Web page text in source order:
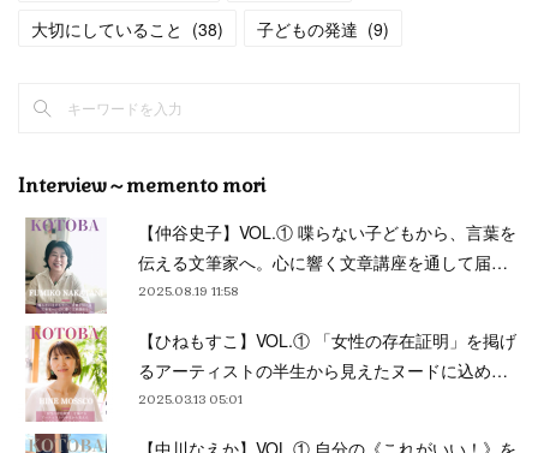
大切にしていること (38) 子どもの発達 (9)
Interview～memento mori
【仲谷史子】VOL.① 喋らない子どもから、言葉を
伝える文筆家へ。心に響く文章講座を通して届…
2025.08.19 11:58
【ひねもすこ】VOL.① 「女性の存在証明」を掲げ
るアーティストの半生から見えたヌードに込め…
2025.03.13 05:01